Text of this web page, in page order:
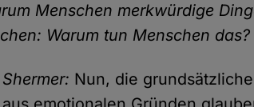
Menschen merkwürdige
Warum tun Menschen das?
Shermer: Nun, die